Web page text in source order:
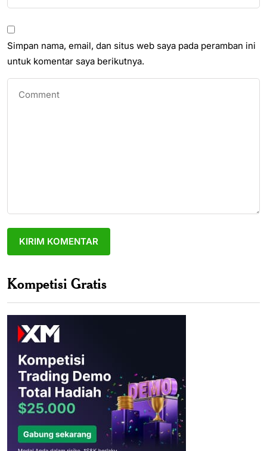
Simpan nama, email, dan situs web saya pada peramban ini
untuk komentar saya berikutnya.
Kompetisi Gratis